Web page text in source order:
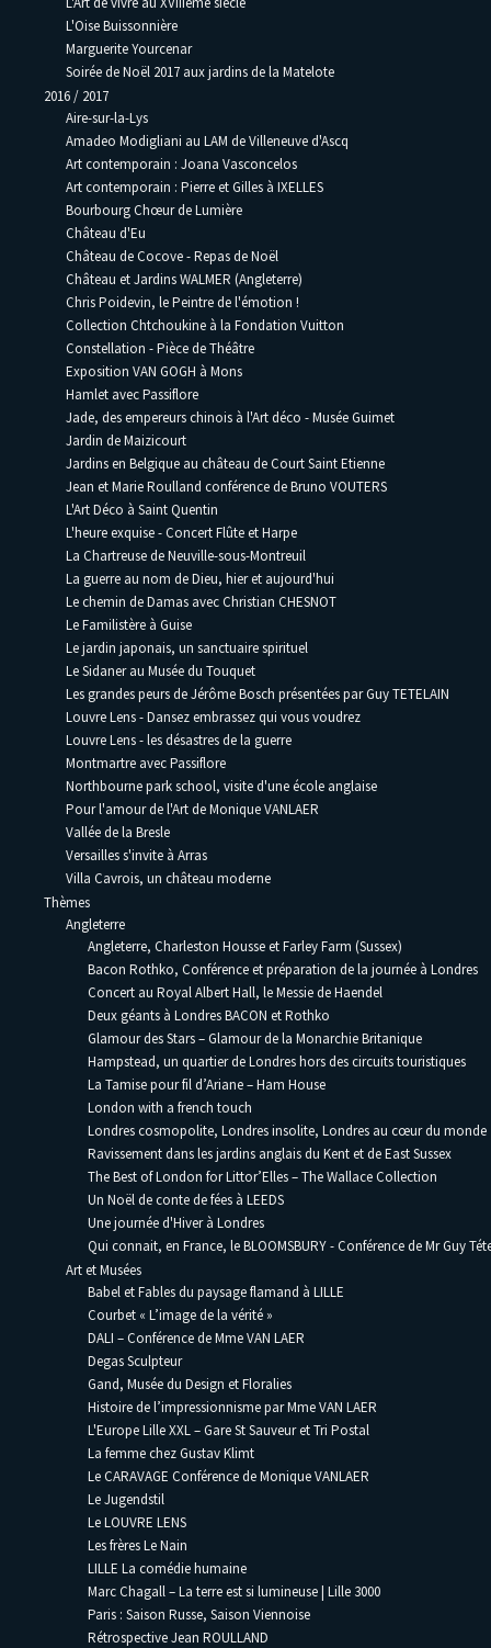
L'Oise Buissonnière
Marguerite Yourcenar
Soirée de Noël 2017 aux jardins de la Matelote
2016 / 2017
Aire-sur-la-Lys
Amadeo Modigliani au LAM de Villeneuve d'Ascq
Art contemporain : Joana Vasconcelos
Art contemporain : Pierre et Gilles à IXELLES
Bourbourg Chœur de Lumière
Château d'Eu
Château de Cocove - Repas de Noël
Château et Jardins WALMER (Angleterre)
Chris Poidevin, le Peintre de l'émotion !
Collection Chtchoukine à la Fondation Vuitton
Constellation - Pièce de Théâtre
Exposition VAN GOGH à Mons
Hamlet avec Passiflore
Jade, des empereurs chinois à l'Art déco - Musée Guimet
Jardin de Maizicourt
Jardins en Belgique au château de Court Saint Etienne
Jean et Marie Roulland conférence de Bruno VOUTERS
L'Art Déco à Saint Quentin
L'heure exquise - Concert Flûte et Harpe
La Chartreuse de Neuville-sous-Montreuil
La guerre au nom de Dieu, hier et aujourd'hui
Le chemin de Damas avec Christian CHESNOT
Le Familistère à Guise
Le jardin japonais, un sanctuaire spirituel
Le Sidaner au Musée du Touquet
Les grandes peurs de Jérôme Bosch présentées par Guy TETELAIN
Louvre Lens - Dansez embrassez qui vous voudrez
Louvre Lens - les désastres de la guerre
Montmartre avec Passiflore
Northbourne park school, visite d'une école anglaise
Pour l'amour de l'Art de Monique VANLAER
Vallée de la Bresle
Versailles s'invite à Arras
Villa Cavrois, un château moderne
Thèmes
Angleterre
Angleterre, Charleston Housse et Farley Farm (Sussex)
Bacon Rothko, Conférence et préparation de la journée à Londres
Concert au Royal Albert Hall, le Messie de Haendel
Deux géants à Londres BACON et Rothko
Glamour des Stars – Glamour de la Monarchie Britanique
Hampstead, un quartier de Londres hors des circuits touristiques
La Tamise pour fil d’Ariane – Ham House
London with a french touch
Londres cosmopolite, Londres insolite, Londres au cœur du monde
Ravissement dans les jardins anglais du Kent et de East Sussex
The Best of London for Littor’Elles – The Wallace Collection
Un Noël de conte de fées à LEEDS
Une journée d'Hiver à Londres
Qui connait, en France, le BLOOMSBURY - Conférence de Mr Guy
Art et Musées
Babel et Fables du paysage flamand à LILLE
Courbet « L’image de la vérité »
DALI – Conférence de Mme VAN LAER
Degas Sculpteur
Gand, Musée du Design et Floralies
Histoire de l’impressionnisme par Mme VAN LAER
L'Europe Lille XXL – Gare St Sauveur et Tri Postal
La femme chez Gustav Klimt
Le CARAVAGE Conférence de Monique VANLAER
Le Jugendstil
Le LOUVRE LENS
Les frères Le Nain
LILLE La comédie humaine
Marc Chagall – La terre est si lumineuse | Lille 3000
Paris : Saison Russe, Saison Viennoise
Rétrospective Jean ROULLAND